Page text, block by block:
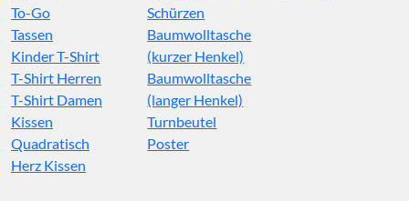
To-Go
Schürzen
Tassen
Kinder T-Shirt
T-Shirt Herren
T-Shirt Damen
Kissen
Quadratisch
Herz Kissen
Baumwolltasche
(kurzer Henkel)
Baumwolltasche
(langer Henkel)
Turnbeutel
Poster